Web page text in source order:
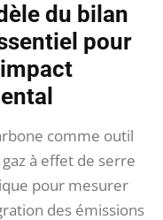
du bilan
pour
comme outil
à effet de serre
pour mesurer
des émissions